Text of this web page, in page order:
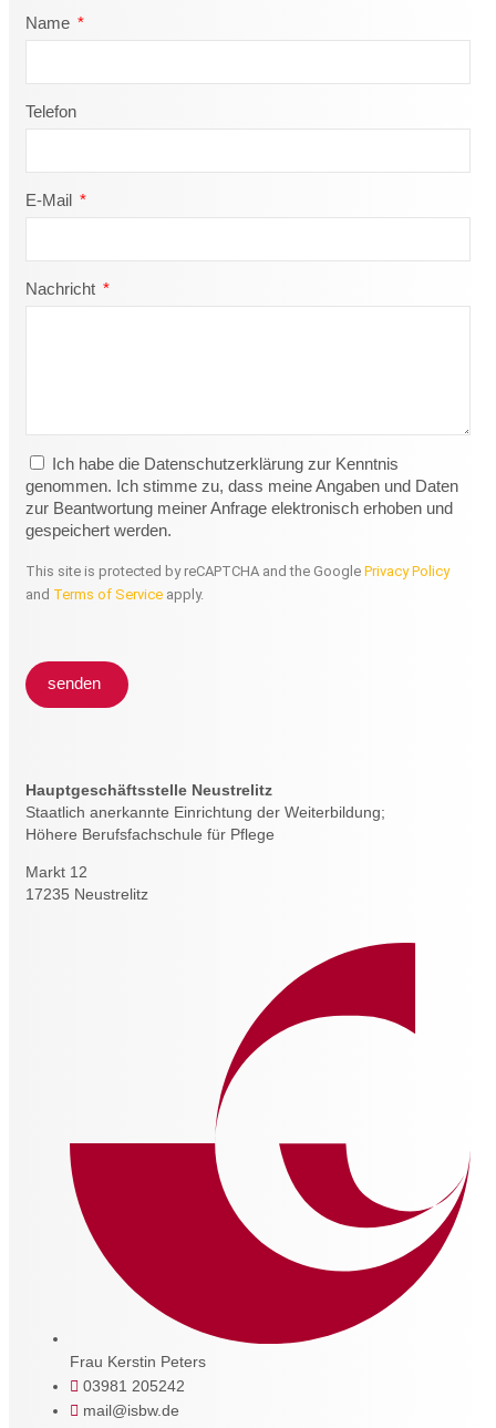
Name
Telefon
E-Mail
Nachricht
Ich habe die Datenschutzerklärung zur Kenntnis
genommen. Ich stimme zu, dass meine Angaben und Daten
zur Beantwortung meiner Anfrage elektronisch erhoben und
gespeichert werden.
This site is protected by reCAPTCHA and the Google Privacy Policy
and Terms of Service apply.
senden
Hauptgeschäftsstelle Neustrelitz
Staatlich anerkannte Einrichtung der Weiterbildung;
Höhere Berufsfachschule für Pflege
Markt 12
17235 Neustrelitz
Frau Kerstin Peters
03981 205242
mail@isbw.de